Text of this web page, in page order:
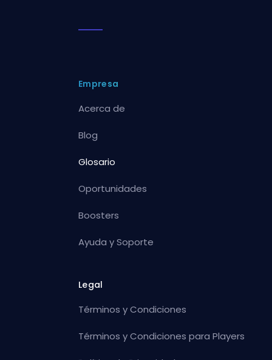
Empresa
Acerca de
Blog
Glosario
Oportunidades
Boosters
Ayuda y Soporte
Legal
Términos y Condiciones
Términos y Condiciones para Players